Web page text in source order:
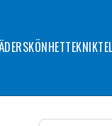
SKÖNHETTEKNIK